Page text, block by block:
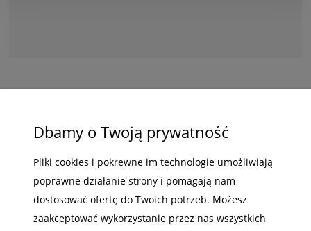
ZAKUPY
POMOC
MOJE KONTO
INFORMACJE
Dbamy o Twoją prywatność
Pliki cookies i pokrewne im technologie umożliwiają
poprawne działanie strony i pomagają nam
dostosować ofertę do Twoich potrzeb. Możesz
zaakceptować wykorzystanie przez nas wszystkich